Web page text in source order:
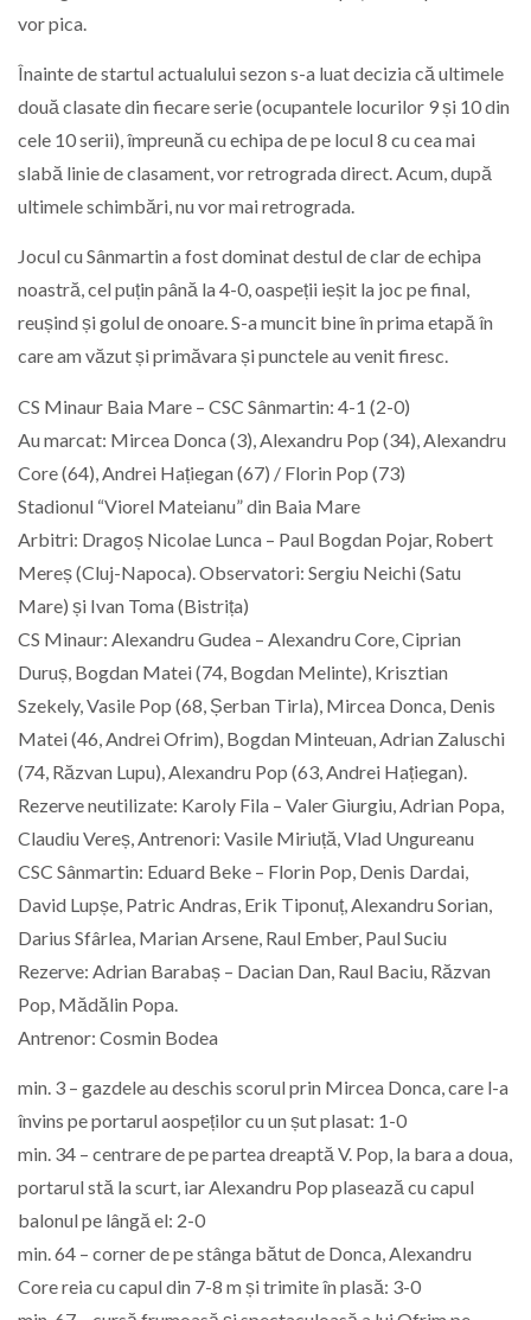
vor pica.
Înainte de startul actualului sezon s-a luat decizia că ultimele
două clasate din fiecare serie (ocupantele locurilor 9 și 10 din
cele 10 serii), împreună cu echipa de pe locul 8 cu cea mai
slabă linie de clasament, vor retrograda direct. Acum, după
ultimele schimbări, nu vor mai retrograda.
Jocul cu Sânmartin a fost dominat destul de clar de echipa
noastră, cel puțin până la 4-0, oaspeții ieșit la joc pe final,
reușind și golul de onoare. S-a muncit bine în prima etapă în
care am văzut și primăvara și punctele au venit firesc.
CS Minaur Baia Mare – CSC Sânmartin: 4-1 (2-0)
Au marcat: Mircea Donca (3), Alexandru Pop (34), Alexandru
Core (64), Andrei Hațiegan (67) / Florin Pop (73)
Stadionul “Viorel Mateianu” din Baia Mare
Arbitri: Dragoș Nicolae Lunca – Paul Bogdan Pojar, Robert
Mereș (Cluj-Napoca). Observatori: Sergiu Neichi (Satu
Mare) și Ivan Toma (Bistrița)
CS Minaur: Alexandru Gudea – Alexandru Core, Ciprian
Duruș, Bogdan Matei (74, Bogdan Melinte), Krisztian
Szekely, Vasile Pop (68, Șerban Tirla), Mircea Donca, Denis
Matei (46, Andrei Ofrim), Bogdan Minteuan, Adrian Zaluschi
(74, Răzvan Lupu), Alexandru Pop (63, Andrei Hațiegan).
Rezerve neutilizate: Karoly Fila – Valer Giurgiu, Adrian Popa,
Claudiu Vereș, Antrenori: Vasile Miriuță, Vlad Ungureanu
CSC Sânmartin: Eduard Beke – Florin Pop, Denis Dardai,
David Lupșe, Patric Andras, Erik Tiponuț, Alexandru Sorian,
Darius Sfârlea, Marian Arsene, Raul Ember, Paul Suciu
Rezerve: Adrian Barabaș – Dacian Dan, Raul Baciu, Răzvan
Pop, Mădălin Popa.
Antrenor: Cosmin Bodea
min. 3 – gazdele au deschis scorul prin Mircea Donca, care l-a
învins pe portarul aospeților cu un șut plasat: 1-0
min. 34 – centrare de pe partea dreaptă V. Pop, la bara a doua,
portarul stă la scurt, iar Alexandru Pop plasează cu capul
balonul pe lângă el: 2-0
min. 64 – corner de pe stânga bătut de Donca, Alexandru
Core reia cu capul din 7-8 m și trimite în plasă: 3-0